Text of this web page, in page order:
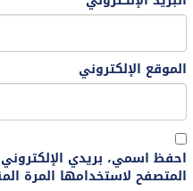
الموقع الإلكتروني
احفظ اسمي، بريدي
المتصفح لاستخدامها المرة